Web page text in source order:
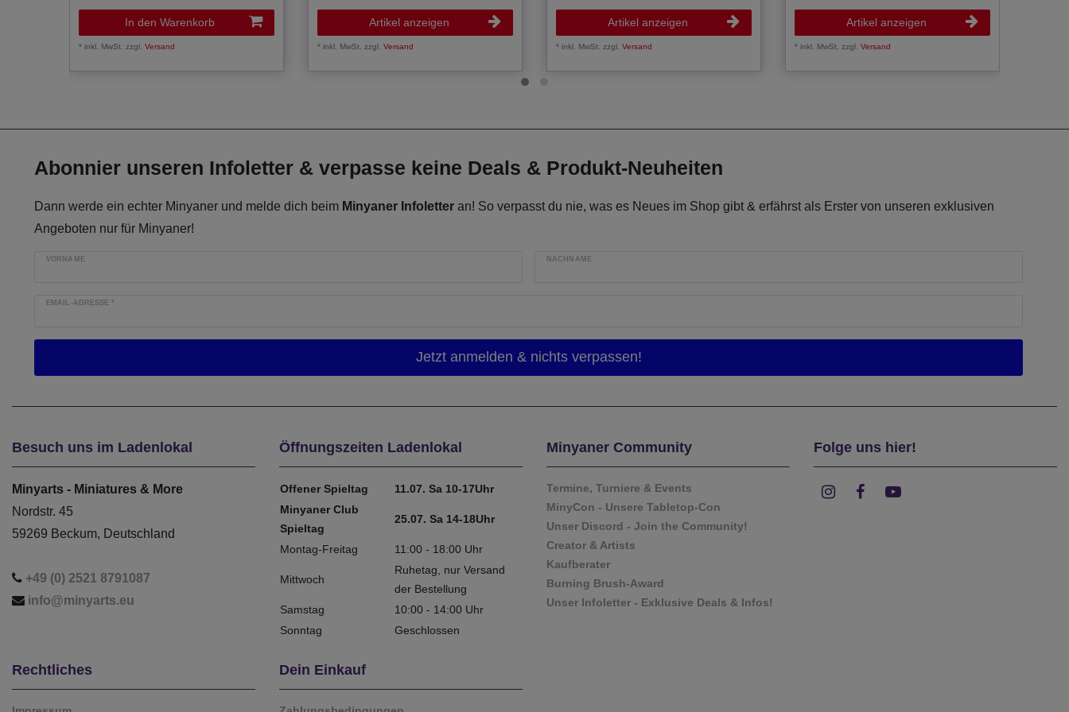
In den Warenkorb
*inkl. MwSt. zzgl.Versand
Artikel anzeigen
*inkl. MwSt. zzgl.Versand
Artikel anzeigen
*inkl. MwSt. zzgl.Versand
Artikel anzeigen
*inkl. MwSt. zzgl.Versand
Abonnier unseren Infoletter & verpasse keine Deals & Produkt-Neuheiten
Dann werde ein echter Minyaner und melde dich beim Minyaner Infoletter an! So verpasst du nie, was es Neues im Shop gibt & erfährst als Erster von unseren exklusiven
Angeboten nur für Minyaner!
VORNAME NACHNAME
EMAIL-ADRESSE*
Besuch uns im Ladenlokal
Minyarts - Miniatures & More
Nordstr. 45
59269 Beckum, Deutschland
+49 (0) 2521 8791087
info@minyarts.eu
Öffnungszeiten Ladenlokal
Offener Spieltag
11.07. Sa 10-17Uhr
Minyaner Club
Spieltag
25.07. Sa 14-18Uhr
Montag-Freitag 11:00 - 18:00 Uhr
Mittwoch
Ruhetag, nur Versand
der Bestellung
Samstag
10:00 - 14:00 Uhr
Sonntag
Geschlossen
Minyaner Community
Termine, Turniere & Events
MinyCon - Unsere Tabletop-Con
Unser Discord - Join the Community!
Creator & Artists
Kaufberater
Burning Brush-Award
Unser Infoletter - Exklusive Deals & Infos!
Folge uns hier!
Rechtliches Dein Einkauf